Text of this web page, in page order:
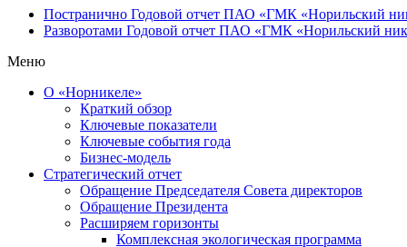
Постранично Годовой отчет ПАО «ГМК «Норильский
Разворотами Годовой отчет ПАО «ГМК «Норильский
Меню
О «Норникеле»
Краткий обзор
Ключевые показатели
Ключевые события года
Бизнес-модель
Стратегический отчет
Обращение Председателя Совета директоров
Обращение Президента
Расширяем горизонты
Комплексная экологическая программа